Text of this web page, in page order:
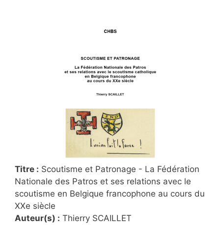
Titre : Scoutisme et Patronage - La Fédération
Nationale des Patros et ses relations avec le
scoutisme en Belgique francophone au cours du
XXe siècle
Auteur(s) : Thierry SCAILLET